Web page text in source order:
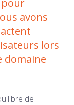
avons
lors
domaine
de